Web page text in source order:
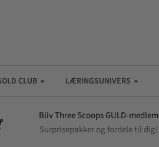
CLUB LÆRINGSUNIVERS
Bliv Three Scoops GULD-medlem
Surprisepakker og fordele til dig!